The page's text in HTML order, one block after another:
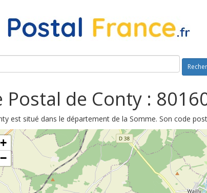
Postal de Conty :
est situé dans le département de la Somme. Son code
+
−